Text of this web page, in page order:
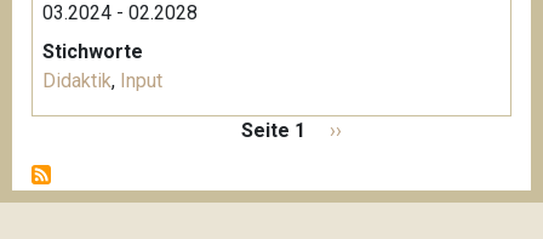
03.2024 - 02.2028
Stichworte
Didaktik, Input
i
t
Seite 1
N
c
››